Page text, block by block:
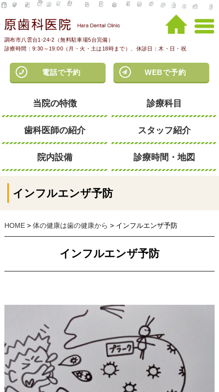
調布市八雲台1-24-2（無料駐車場5台完備）
診療時間：9:30～19:00（月・火・土は18時まで）、休診日：木・日・祝
電話で予約 WEBで予約
当院の特徴 診療科目
歯科医師の紹介 スタッフ紹介
院内設備 診療時間・地図
インフルエンザ予防
HOME> 体の健康は歯の健康から > インフルエンザ予防
インフルエンザ予防